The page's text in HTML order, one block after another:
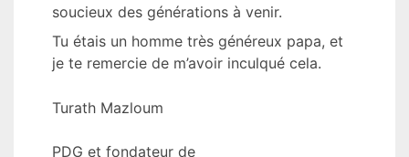
soucieux des générations à venir.
Tu étais un homme très généreux papa, et
je te remercie de m’avoir inculqué cela.
Turath Mazloum
PDG et fondateur de